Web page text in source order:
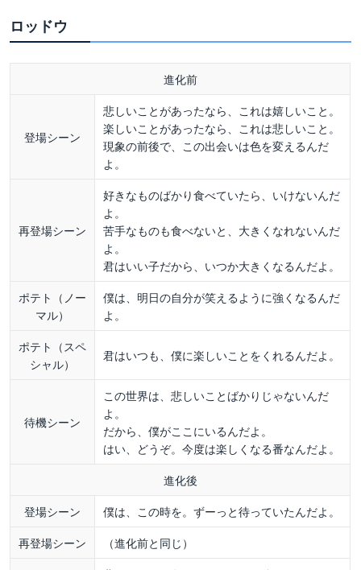
ロッドウ
進化前
登場シーン
悲しいことがあったなら、これは嬉しいこと。
楽しいことがあったなら、これは悲しいこと。
現象の前後で、この出会いは色を変えるんだ
よ。
再登場シーン
好きなものばかり食べていたら、いけないんだ
よ。
苦手なものも食べないと、大きくなれないんだ
よ。
君はいい子だから、いつか大きくなるんだよ。
ポテト（ノー
マル）
僕は、明日の自分が笑えるように強くなるんだ
よ。
ポテト（スペ
シャル）
君はいつも、僕に楽しいことをくれるんだよ。
待機シーン
この世界は、悲しいことばかりじゃないんだ
よ。
だから、僕がここにいるんだよ。
はい、どうぞ。今度は楽しくなる番なんだよ。
進化後
登場シーン
僕は、この時を。ずーっと待っていたんだよ。
再登場シーン
（進化前と同じ）